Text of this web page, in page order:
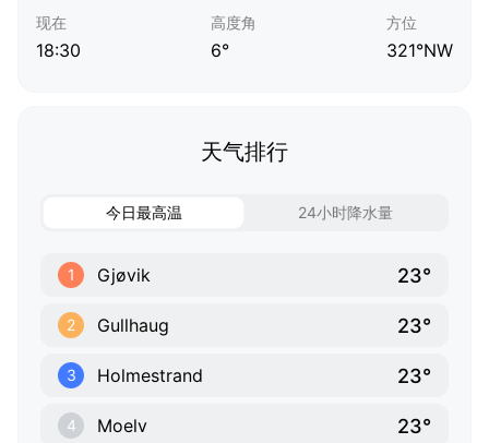
现在
18:30
高度角
6°
方位
321°NW
天气排行
今日最高温 24小时降水量
1 Gjøvik 23°
2 Gullhaug 23°
3 Holmestrand 23°
4 Moelv 23°